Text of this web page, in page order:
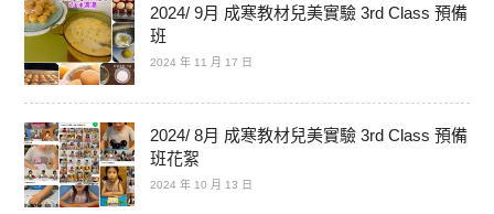
2024/ 9月 成寒教材兒美實驗 3rd Class 預備
班
2024 年 11 月 17 日
2024/ 8月 成寒教材兒美實驗 3rd Class 預備
班花絮
2024 年 10 月 13 日